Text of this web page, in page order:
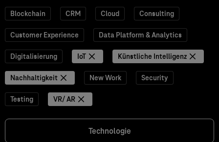
Blockchain CRM Cloud Consulting
Customer Experience Data Platform & Analytics
Digitalisierung IoT Künstliche Intelligenz
Nachhaltigkeit New Work Security
Testing VR/ AR
Technologie